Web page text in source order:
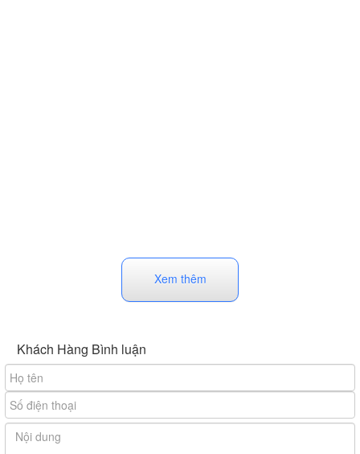
Xem thêm
Khách Hàng Bình luận